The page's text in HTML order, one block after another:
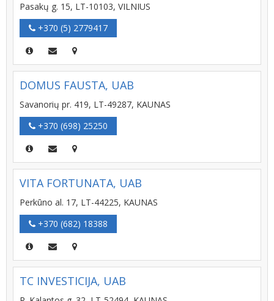
Pasakų g. 15, LT-10103, VILNIUS
+370 (5) 2779417
DOMUS FAUSTA, UAB
Savanorių pr. 419, LT-49287, KAUNAS
+370 (698) 25250
VITA FORTUNATA, UAB
Perkūno al. 17, LT-44225, KAUNAS
+370 (682) 18388
TC INVESTICIJA, UAB